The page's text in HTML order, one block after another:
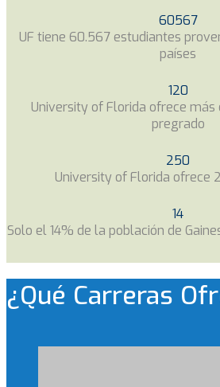
60567
UF tiene 60.567 estudiantes
países
120
University of Florida ofrece más
pregrado
250
University of Florida ofrece
14
Solo el 14% de la población de
¿Qué Carreras